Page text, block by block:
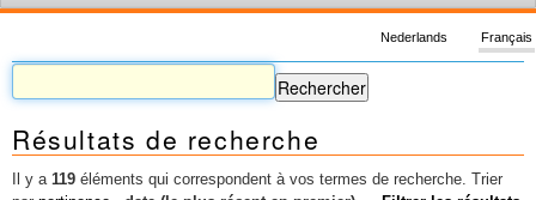
Règles du jeu
Permis d'urbanisme
Cartographie
Etudes et publications
Français
Nederlands
Résultats de recherche
Il y a 119 éléments qui correspondent à vos termes de recherche. Trier